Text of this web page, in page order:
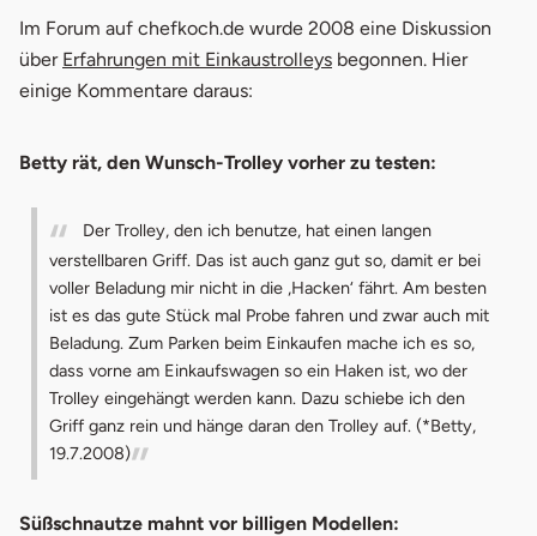
Im Forum auf chefkoch.de wurde 2008 eine Diskussion
über Erfahrungen mit Einkaustrolleysöffnet in neuem
begonnen. Hier
einige Kommentare daraus:
Betty rät, den Wunsch-Trolley vorher zu testen:
Der Trolley, den ich benutze, hat einen langen
verstellbaren Griff. Das ist auch ganz gut so, damit er bei
voller Beladung mir nicht in die ‚Hacken‘ fährt. Am besten
ist es das gute Stück mal Probe fahren und zwar auch mit
Beladung. Zum Parken beim Einkaufen mache ich es so,
dass vorne am Einkaufswagen so ein Haken ist, wo der
Trolley eingehängt werden kann. Dazu schiebe ich den
Griff ganz rein und hänge daran den Trolley auf. (*Betty,
19.7.2008)
Süßschnautze mahnt vor billigen Modellen: